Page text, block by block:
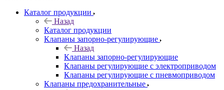
Каталог продукции
Назад
Каталог продукции
Клапаны запорно-регулирующие
Назад
Клапаны запорно-регулирующие
Клапаны регулирующие с электроприводом
Клапаны регулирующие с пневмоприводом
Клапаны предохранительные